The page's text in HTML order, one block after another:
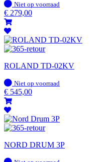
Op
voorraad
Niet op voorraad
€ 279,00
ROLAND TD-02KV
Op
voorraad
Niet op voorraad
€ 545,00
NORD DRUM 3P